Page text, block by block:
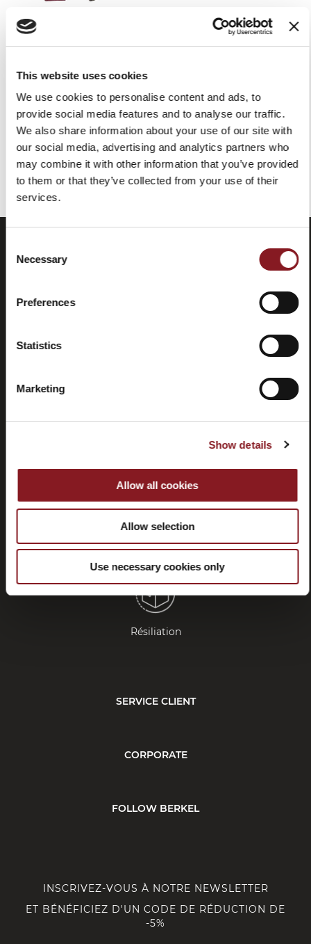
This website uses cookies
We use cookies to personalise content and ads, to
provide social media features and to analyse our traffic.
We also share information about your use of our site with
our social media, advertising and analytics partners who
may combine it with other information that you’ve provided
to them or that they’ve collected from your use of their
services.
Selection
Necessary
Preferences
Statistics
Marketing
Show details
Allow all cookies
Allow selection
Use necessary cookies only
MÂCHOIRE+PLANCHE À
EN RUPTURE DE STOCK
Vous avez vu tous les produits de la catégorie
Contactez-
nous
Tutorial
et
manuels
Résiliation
SERVICE CLIENT
CORPORATE
FOLLOW BERKEL
INSCRIVEZ-VOUS À NOTRE NEWSLETTER
ET BÉNÉFICIEZ D'UN CODE DE RÉDUCTION DE
-5%